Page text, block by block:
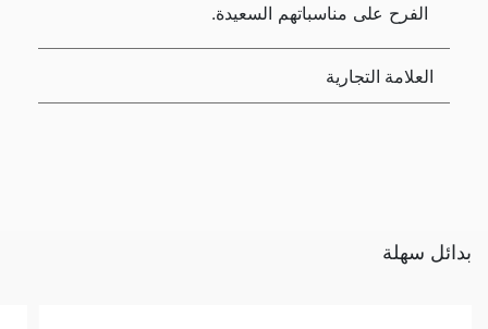
الفرح على مناسباتهم السعيدة.
العلامة التجارية
بدائل سهلة